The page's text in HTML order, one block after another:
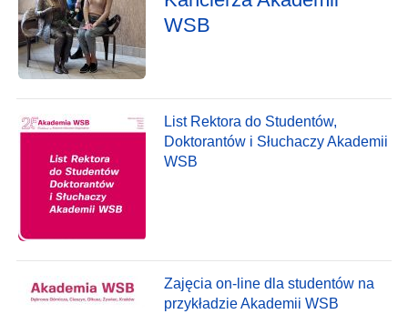
WSB
List Rektora do Studentów,
Doktorantów i Słuchaczy Akademii
WSB
Zajęcia on-line dla studentów na
przykładzie Akademii WSB